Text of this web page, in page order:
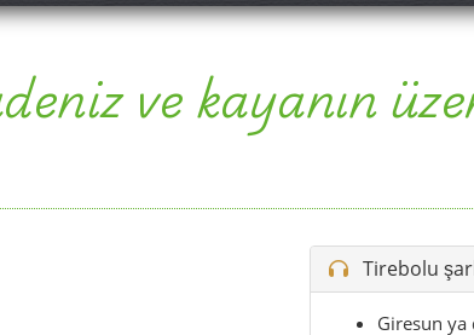
ve kayanın
Tirebolu
Giresun ya